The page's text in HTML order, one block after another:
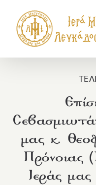
περιεχόμενο
μας κ.
Πρόνοιας
Ιεράς